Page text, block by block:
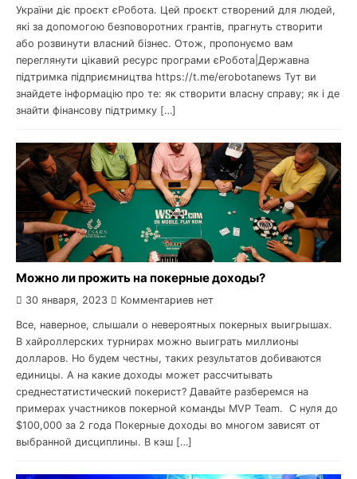
України діє проєкт єРобота. Цей проєкт створений для людей,
які за допомогою безповоротних грантів, прагнуть створити
або розвинути власний бізнес. Отож, пропонуємо вам
переглянути цікавий ресурс програми єРобота|Державна
підтримка підприємництва https://t.me/erobotanews Тут ви
знайдете інформацію про те: як створити власну справу; як і де
знайти фінансову підтримку […]
Можно ли прожить на покерные доходы?
30 января, 2023 Комментариев нет
Все, наверное, слышали о невероятных покерных выигрышах.
В хайроллерских турнирах можно выиграть миллионы
долларов. Но будем честны, таких результатов добиваются
единицы. А на какие доходы может рассчитывать
среднестатистический покерист? Давайте разберемся на
примерах участников покерной команды MVP Team. С нуля до
$100,000 за 2 года Покерные доходы во многом зависят от
выбранной дисциплины. В кэш […]